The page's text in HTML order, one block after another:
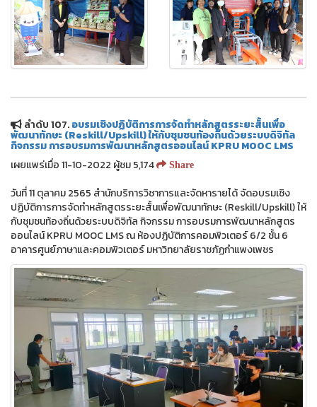
ลำดับ 107.อบรมเชิงปฏิบัติการการจัดทำหลักสูตรระยะสั้นเพื่อ
พัฒนาทักษะ (Reskill/Upskill) ให้กับชุมชนท้องถิ่นด้วยระบบดิจิทัล
กิจกรรม การอบรมการพัฒนาหลักสูตรออนไลน์ KPRU MOOC LMS
เผยแพร่เมื่อ 11-10-2022 ผู้ชม 5,174
Share
วันที่ 11 ตุลาคม 2565 สำนักบริการวิชาการและจัดหารายได้ จัดอบรมเชิง
ปฏิบัติการการจัดทำหลักสูตรระยะสั้นเพื่อพัฒนาทักษะ (Reskill/Upskill) ให้
กับชุมชนท้องถิ่นด้วยระบบดิจิทัล กิจกรรม การอบรมการพัฒนาหลักสูตร
ออนไลน์ KPRU MOOC LMS ณ ห้องปฏิบัติการคอมพิวเตอร์ 6/2 ชั้น 6
อาคารศูนย์ภาษาและคอมพิวเตอร์ มหาวิทยาลัยราชภัฏกำแพงเพชร